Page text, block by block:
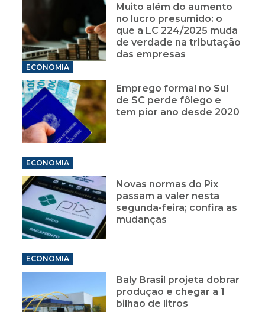
Muito além do aumento
no lucro presumido: o
que a LC 224/2025 muda
de verdade na tributação
das empresas
ECONOMIA
Emprego formal no Sul
de SC perde fôlego e
tem pior ano desde 2020
ECONOMIA
Novas normas do Pix
passam a valer nesta
segunda-feira; confira as
mudanças
ECONOMIA
Baly Brasil projeta dobrar
produção e chegar a 1
bilhão de litros